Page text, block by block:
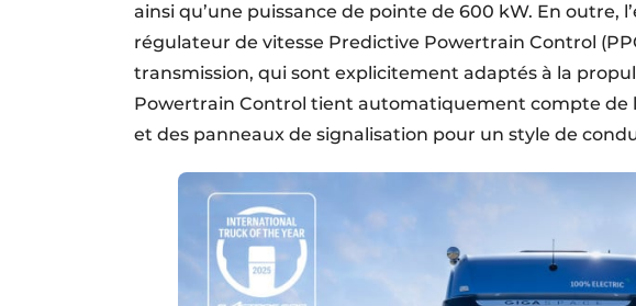
ainsi qu’une puissance de pointe de 600 kW. En outre,
régulateur de vitesse Predictive Powertrain Control
transmission, qui sont explicitement adaptés à la
Powertrain Control tient automatiquement compte de
et des panneaux de signalisation pour un style de